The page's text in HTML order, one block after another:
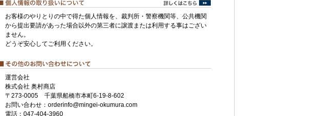
お客様のやりとりの中で得た個人情報を、裁判所・警察機関等、公共機関
から提出要請があった場合以外の第三者に譲渡または利用する事はござい
ません。
どうぞ安心してご利用ください。
運営会社
株式会社 奥村商店
〒273-0005 千葉県船橋市本町6-19-8-602
お問い合わせ：orderinfo@mingei-okumura.com
電話：047-404-3960